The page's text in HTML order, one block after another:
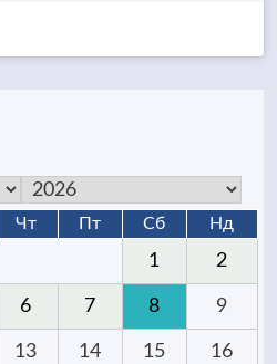
Чт Пт Сб Нд
1 2
6 7 8 9
13 14 15 16